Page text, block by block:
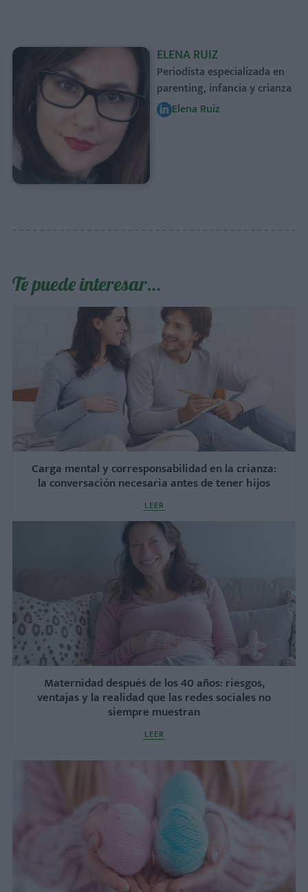
ELENA RUIZ
Periodista especializada en
parenting, infancia y crianza
Elena Ruiz
Te puede interesar…
Carga mental y corresponsabilidad en la crianza:
la conversación necesaria antes de tener hijos
LEER
Maternidad después de los 40 años: riesgos,
ventajas y la realidad que las redes sociales no
siempre muestran
LEER